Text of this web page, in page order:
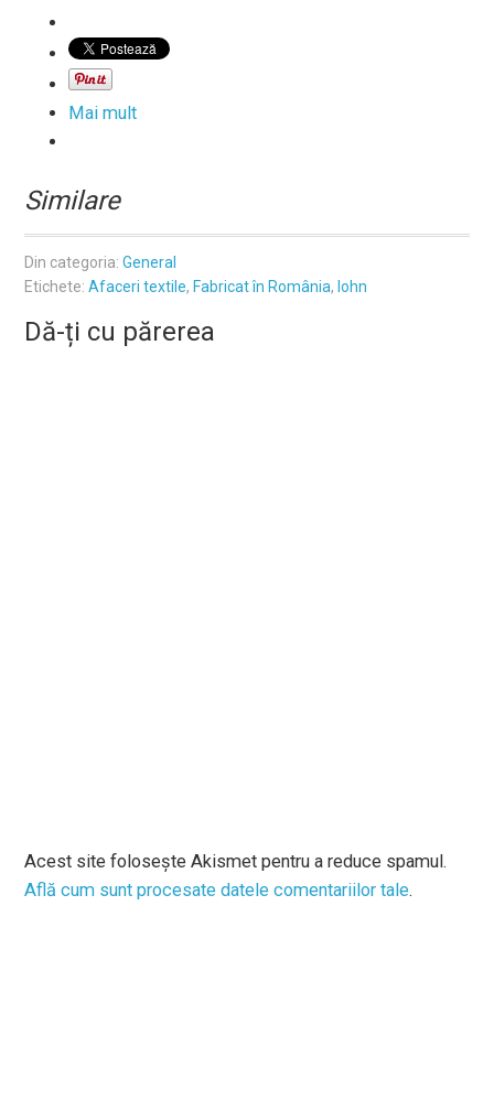
Mai mult
Similare
Din categoria:General
Etichete:Afaceri textile, Fabricat în România, lohn
Dă-ți cu părerea
Acest site folosește Akismet pentru a reduce spamul.
Află cum sunt procesate datele comentariilor tale.